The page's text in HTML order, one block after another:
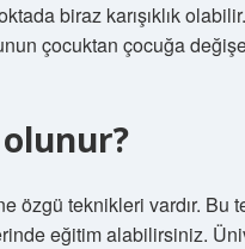
biraz karışıklık
çocuktan çocuğa
özgü teknikleri vardır.
eğitim alabilirsiniz.